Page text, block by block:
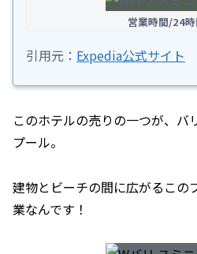
営業時間/24
引用元： Expedia公式サイト
このホテルの売りの一つが、バ
プール。
建物とビーチの間に広がるこの
業なんです！